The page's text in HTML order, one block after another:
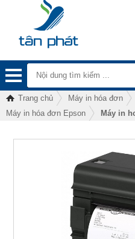
Trang chủ Máy in hóa đơn
Máy in hóa đơn Epson
Máy in